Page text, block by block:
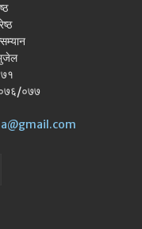
०७६/०७७